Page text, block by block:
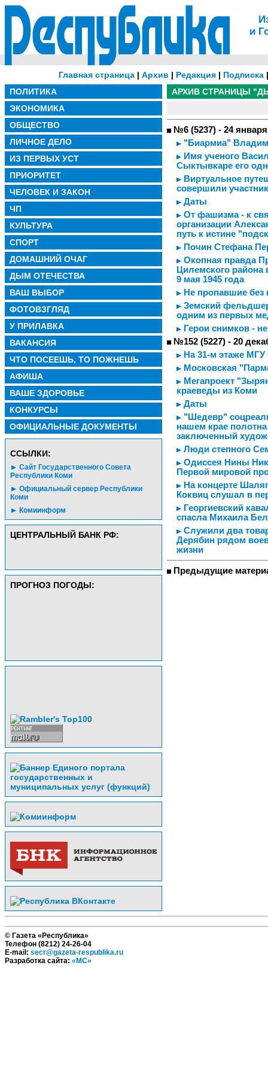
и
Главная страница | Архив | Редакция | Подписка
ПОЛИТИКА
ЭКОНОМИКА
ОБЩЕСТВО
ЛИЧНОЕ ДЕЛО
ИЗ ПЕРВЫХ УСТ
ПРИОРИТЕТ
ЧЕЛОВЕК И ЗАКОН
ЧП
КУЛЬТУРА
СПОРТ
ДОМАШНИЙ ОЧАГ
ДЫМ ОТЕЧЕСТВА
ВАШ ВЫБОР
ФОТОВЗГЛЯД
У ПРИЛАВКА
ВАКАНСИЯ
ЧТО ПОСЕЕШЬ, ТО ПОЖНЕШЬ
АФИША
ВАШЕ ЗДОРОВЬЕ
КОНКУРСЫ
ОФИЦИАЛЬНЫЕ ДОКУМЕНТЫ
CСЫЛКИ:
Сайт Государственного Совета
Республики Коми
Официальный сервер Республики
Коми
Комиинформ
ЦЕНТРАЛЬНЫЙ БАНК РФ:
ПРОГНОЗ ПОГОДЫ:
АРХИВ СТРАНИЦЫ
№6 (5237) - 24 января
"Биармиа"
Имя ученого
Сыктывкаре его
Виртуальное
совершили
Даты
От фашизма - к
организации
путь к истине
Почин Стефана
Окопная правда
Цилемского района
9 мая 1945 года
Не пропавшие без
Земский
одним из первых
Герои снимков -
№152 (5227) - 20
На 31-м этаже
Московская
Мегапроект
краеведы из Коми
Даты
"Шедевр"
нашем крае
заключенный
Люди степного
Одиссея Нины
Первой мировой
На концерте
Коквиц слушал в
Георгиевский
спасла Михаила
Служили два
Дерябин рядом
жизни
Предыдущие
© Газета «Республика»
Телефон (8212) 24-26-04
E-mail: secr@gazeta-respublika.ru
Разработка сайта: «МС»